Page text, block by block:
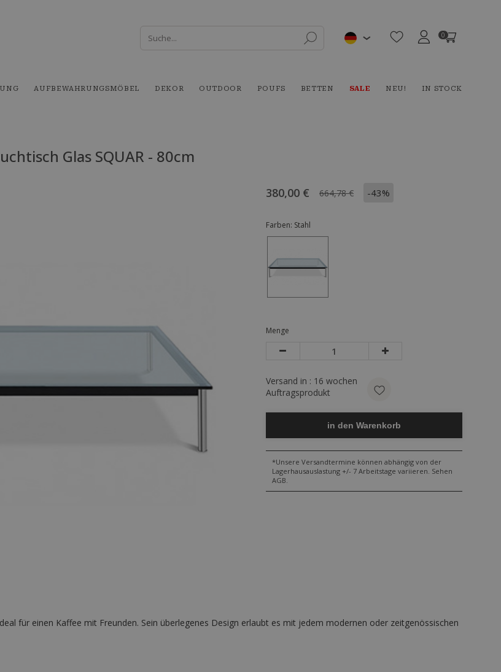
0
AUFBEWAHRUNGSMÖBEL DEKOR OUTDOOR POUFS BETTEN SALE NEU! IN STOCK
Glas SQUAR - 80cm
380,00 € 664,78 € -43%
Farben: Stahl
Menge
Versand in : 16 wochen
Auftragsprodukt
in den Warenkorb
*Unsere Versandtermine können abhängig von der
Lagerhausauslastung +/- 7 Arbeitstage variieren. Sehen
AGB.
für einen Kaffee mit Freunden. Sein überlegenes Design erlaubt es mit jedem modernen oder zeitgenössischen